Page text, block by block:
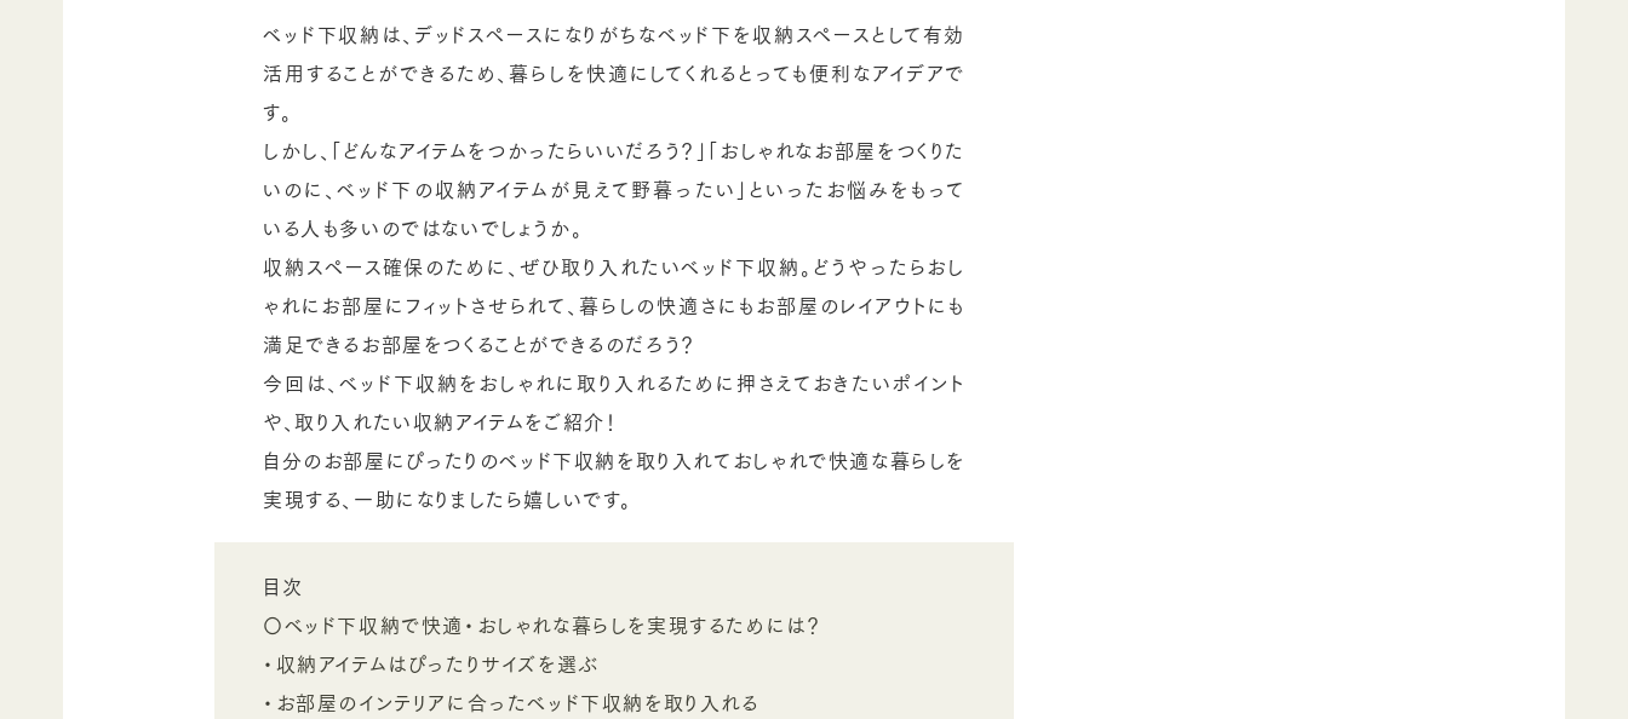
ベッド下収納は、デッドスペースになりがちなベッド下を収納スペースとして有効
活用することができるため、暮らしを快適にしてくれるとっても便利なアイデアで
す。
しかし、「どんなアイテムをつかったらいいだろう？」「おしゃれなお部屋をつくりた
いのに、ベッド下の収納アイテムが見えて野暮ったい」といったお悩みをもって
いる人も多いのではないでしょうか。
収納スペース確保のために、ぜひ取り入れたいベッド下収納。どうやったらおし
ゃれにお部屋にフィットさせられて、暮らしの快適さにもお部屋のレイアウトにも
満足できるお部屋をつくることができるのだろう？
今回は、ベッド下収納をおしゃれに取り入れるために押さえておきたいポイント
や、取り入れたい収納アイテムをご紹介！
自分のお部屋にぴったりのベッド下収納を取り入れておしゃれで快適な暮らしを
実現する、一助になりましたら嬉しいです。
目次
〇ベッド下収納で快適・おしゃれな暮らしを実現するためには？
・収納アイテムはぴったりサイズを選ぶ
・お部屋のインテリアに合ったベッド下収納を取り入れる